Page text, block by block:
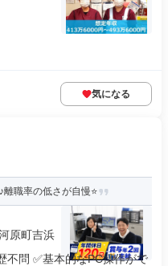
気になる
職率の低さが自慢⭐
原町吉浜
不問 ✅基本的なPC操作がで